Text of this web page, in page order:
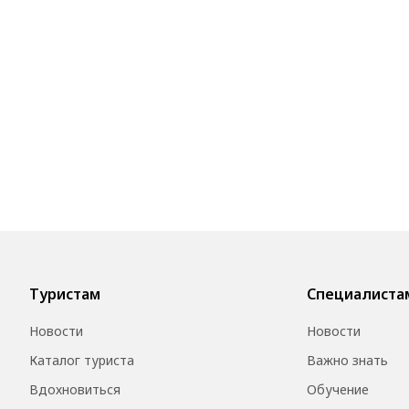
Туристам
Новости
Каталог туриста
Вдохновиться
Новости
Важно знать
Обучение